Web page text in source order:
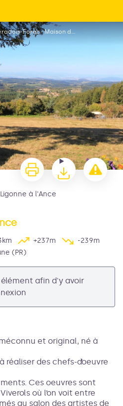
point de vue en Livradois-Forez - Maison du Tourisme
Voir l'image en plein écran
à l'Ance
+237m
-239m
(PR)
afin d'y avoir
et original, né à
réaliser des chefs-d’oeuvre
Ces oeuvres sont
où l’on voit entre
au salon des artistes de